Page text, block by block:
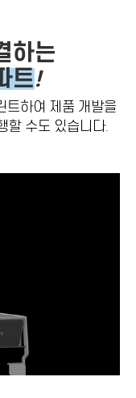
하는
트!
트하여 제품 개발을
할 수도 있습니다.